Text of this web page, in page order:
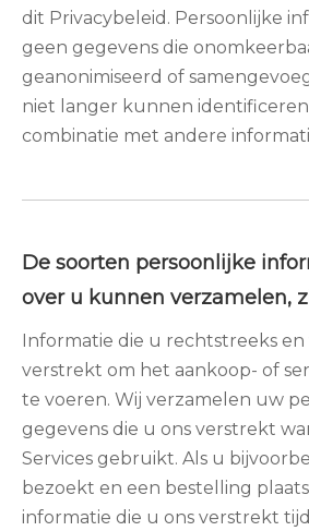
dit Privacybeleid. Persoonlijke
geen gegevens die
geanonimiseerd of
niet langer kunnen
combinatie met andere
De soorten persoonlijke
over u kunnen verzamelen,
Informatie die u rechtstreeks en
verstrekt om het aankoop- of
te voeren. Wij verzamelen uw
gegevens die u ons verstrekt
Services gebruikt. Als u
bezoekt en een bestelling
informatie die u ons verstrekt